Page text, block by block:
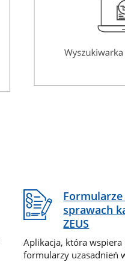
sprawach
ZEUS
Aplikacja, która wspiera
formularzy uzasadnień